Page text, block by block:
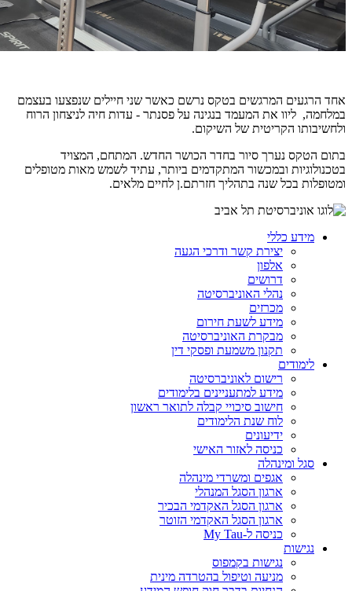
אחד הרגעים המרגשים בטקס נרשם כאשר שני חיילים שנפצעו בעצמם
במלחמה, ליוו את המעמד בנגינה על פסנתר - עדות חיה לניצחון הרוח
ולחשיבותו הקריטית של השיקום.
בתום הטקס נערך סיור בחדר הכושר החדש. המתחם, המצויד
בטכנולוגיות ובמכשור המתקדמים ביותר, עתיד לשמש מאות מטופלים
ומטופלות בכל שנה בתהליך חזרתם.ן לחיים מלאים.
מידע כללי
יצירת קשר ודרכי הגעה
אלפון
דרושים
נהלי האוניברסיטה
מכרזים
מידע לשעת חירום
מבקרת האוניברסיטה
תקנון משמעת ופסקי דין
לימודים
רישום לאוניברסיטה
מידע למתעניינים בלימודים
חישוב סיכויי קבלה לתואר ראשון
לוח שנת הלימודים
ידיעונים
כניסה לאזור האישי
סגל ומינהלה
אגפים ומשרדי מינהלה
ארגון הסגל המנהלי
ארגון הסגל האקדמי הבכיר
ארגון הסגל האקדמי הזוטר
כניסה ל-My Tau
נגישות
נגישות בקמפוס
מניעה וטיפול בהטרדה מינית